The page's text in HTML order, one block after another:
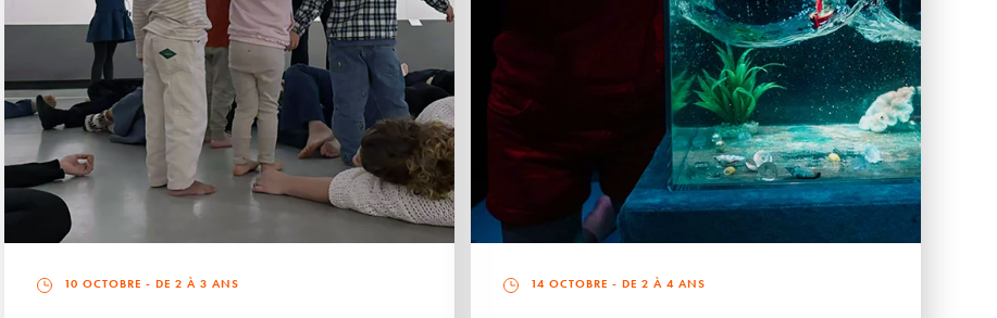
10 OCTOBRE - DE 2 À 3 ANS 14 OCTOBRE - DE 2 À 4 ANS